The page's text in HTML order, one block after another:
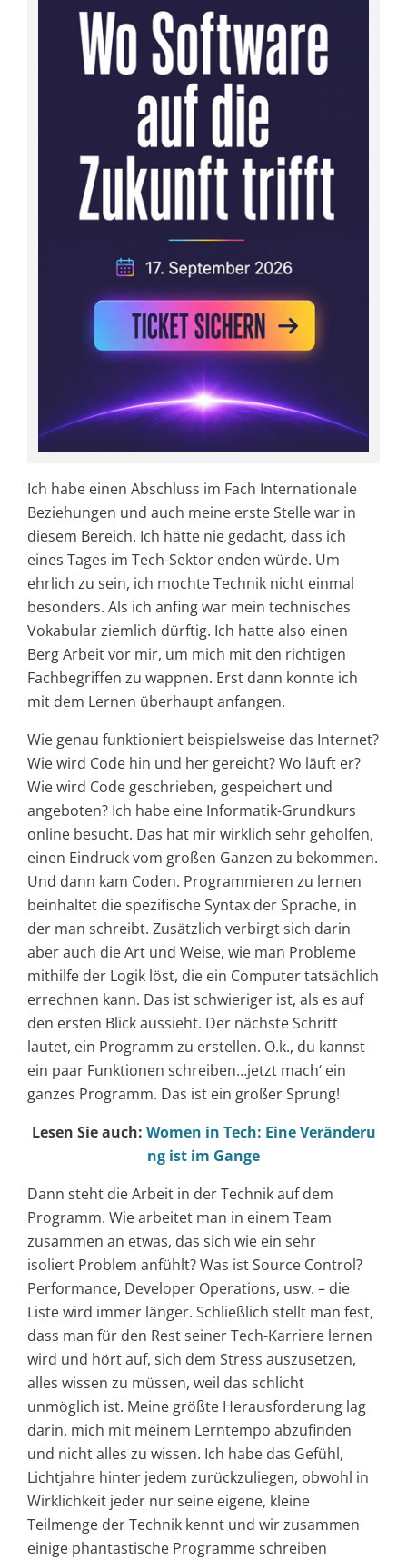
Ich habe einen Abschluss im Fach Internationale
Beziehungen und auch meine erste Stelle war in
diesem Bereich. Ich hätte nie gedacht, dass ich
eines Tages im Tech-Sektor enden würde. Um
ehrlich zu sein, ich mochte Technik nicht einmal
besonders. Als ich anfing war mein technisches
Vokabular ziemlich dürftig. Ich hatte also einen
Berg Arbeit vor mir, um mich mit den richtigen
Fachbegriffen zu wappnen. Erst dann konnte ich
mit dem Lernen überhaupt anfangen.
Wie genau funktioniert beispielsweise das Internet?
Wie wird Code hin und her gereicht? Wo läuft er?
Wie wird Code geschrieben, gespeichert und
angeboten? Ich habe eine Informatik-Grundkurs
online besucht. Das hat mir wirklich sehr geholfen,
einen Eindruck vom großen Ganzen zu bekommen.
Und dann kam Coden. Programmieren zu lernen
beinhaltet die spezifische Syntax der Sprache, in
der man schreibt. Zusätzlich verbirgt sich darin
aber auch die Art und Weise, wie man Probleme
mithilfe der Logik löst, die ein Computer tatsächlich
errechnen kann. Das ist schwieriger ist, als es auf
den ersten Blick aussieht. Der nächste Schritt
lautet, ein Programm zu erstellen. O.k., du kannst
ein paar Funktionen schreiben…jetzt mach‘ ein
ganzes Programm. Das ist ein großer Sprung!
Lesen Sie auch: Women in Tech: Eine Veränderu
ng ist im Gange
Dann steht die Arbeit in der Technik auf dem
Programm. Wie arbeitet man in einem Team
zusammen an etwas, das sich wie ein sehr
isoliert Problem anfühlt? Was ist Source Control?
Performance, Developer Operations, usw. – die
Liste wird immer länger. Schließlich stellt man fest,
dass man für den Rest seiner Tech-Karriere lernen
wird und hört auf, sich dem Stress auszusetzen,
alles wissen zu müssen, weil das schlicht
unmöglich ist. Meine größte Herausforderung lag
darin, mich mit meinem Lerntempo abzufinden
und nicht alles zu wissen. Ich habe das Gefühl,
Lichtjahre hinter jedem zurückzuliegen, obwohl in
Wirklichkeit jeder nur seine eigene, kleine
Teilmenge der Technik kennt und wir zusammen
einige phantastische Programme schreiben